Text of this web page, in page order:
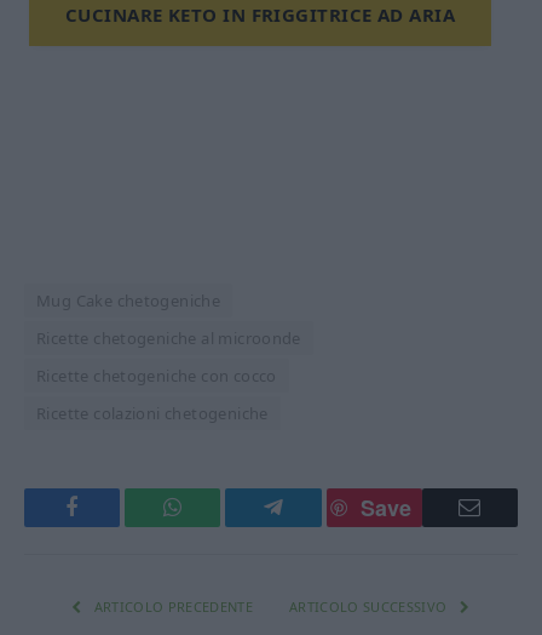
CUCINARE KETO IN FRIGGITRICE AD ARIA
Mug Cake chetogeniche
Ricette chetogeniche al microonde
Ricette chetogeniche con cocco
Ricette colazioni chetogeniche
Facebook WhatsApp Telegram
Save
Email
ARTICOLO PRECEDENTE ARTICOLO SUCCESSIVO